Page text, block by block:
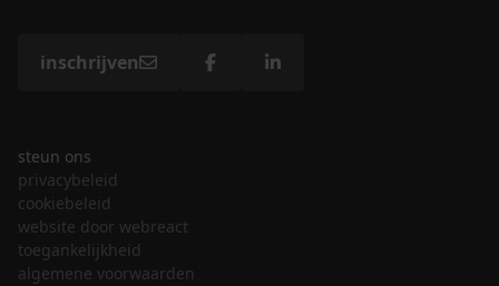
inschrijven
steun ons
privacybeleid
cookiebeleid
website door webreact
toegankelijkheid
algemene voorwaarden